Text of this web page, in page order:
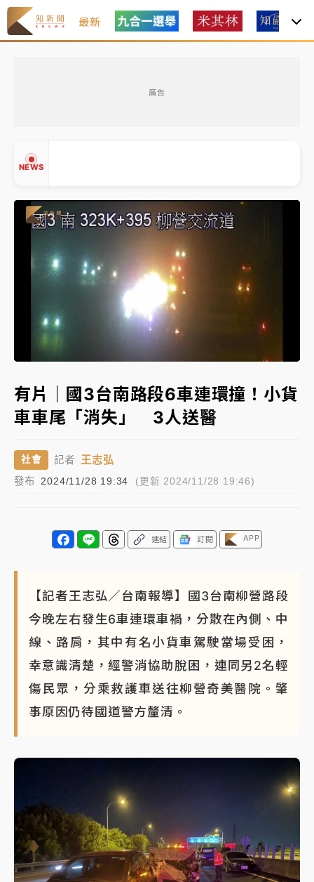
最新
廣告
NEWS
中信慈善基金會想增加董事人數！辜仲諒向法院聲請遭
駁 理由曝光
故宮《龍藏經》特展第2檔！今線上預約開賣一度塞車
周六起展出延長至晚上7時
台東農業處長涉圖利渡假村！東檢抗告成功 今重開羈
押庭
父親節泡湯了！中颱白海豚雨彈轟3天 「紅到發紫」降
女律師陳昱瑄詐慈濟10億！黃金158kg遭查扣畫面曝光
旅局回應了
中信慈善基金會想增加董事人數！辜仲諒向法院聲請遭
故宮《龍藏經》特展第2檔！今線上預約開賣一度塞車
周六起展出延長至晚上7時
100.00%
有片｜國3台南路段6車連環撞！小貨
車車尾「消失」 3人送醫
社會 記者 王志弘
發布 2024/11/28 19:34 (更新 2024/11/28 19:46)
連結 訂閱 APP
【記者王志弘／台南報導】國3台南柳營路段
今晚左右發生6車連環車禍，分散在內側、中
線、路肩，其中有名小貨車駕駛當場受困，
幸意識清楚，經警消協助脫困，連同另2名輕
傷民眾，分乘救護車送往柳營奇美醫院。肇
事原因仍待國道警方釐清。